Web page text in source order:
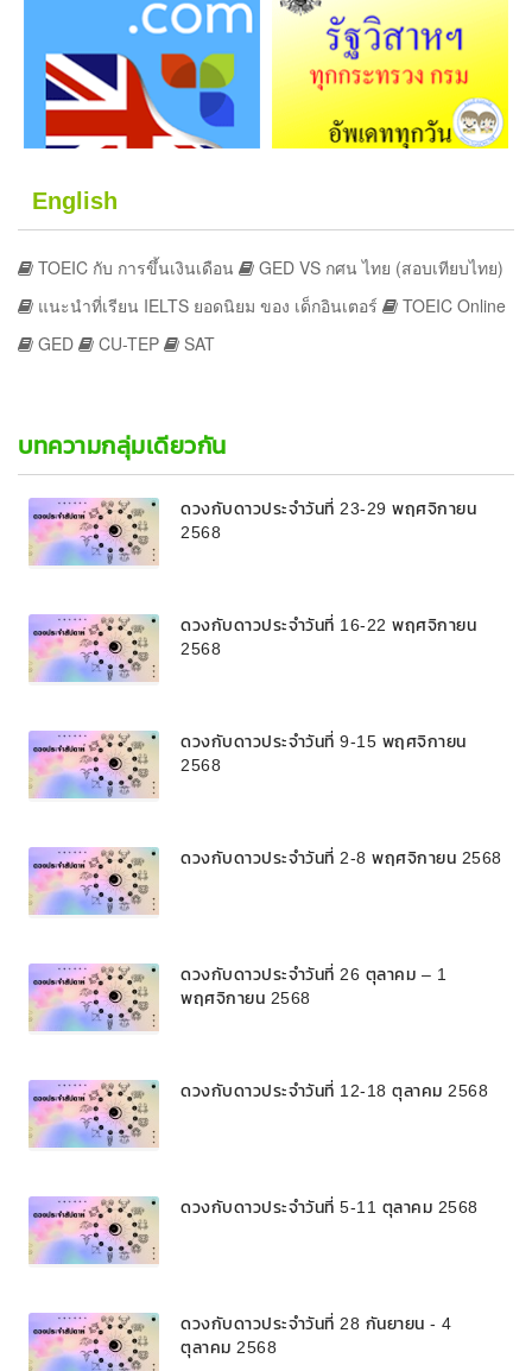
English
TOEIC กับ การขึ้นเงินเดือน
GED VS กศน ไทย (สอบเทียบไทย)
แนะนำที่เรียน IELTS ยอดนิยม ของ เด็กอินเตอร์
TOEIC Online
GED
CU-TEP SAT
บทความกลุ่มเดียวกัน
ดวงกับดาวประจำวันที่ 23-29 พฤศจิกายน
2568
ดวงกับดาวประจำวันที่ 16-22 พฤศจิกายน
2568
ดวงกับดาวประจำวันที่ 9-15 พฤศจิกายน
2568
ดวงกับดาวประจำวันที่ 2-8 พฤศจิกายน 2568
ดวงกับดาวประจำวันที่ 26 ตุลาคม – 1
พฤศจิกายน 2568
ดวงกับดาวประจำวันที่ 12-18 ตุลาคม 2568
ดวงกับดาวประจำวันที่ 5-11 ตุลาคม 2568
ดวงกับดาวประจำวันที่ 28 กันยายน - 4
ตุลาคม 2568